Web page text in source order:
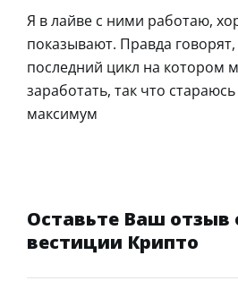
Я в лайве с ними работаю,
показывают. Правда говорят,
последний цикл на котором
заработать, так что
максимум
Оставьте Ваш отзыв
вестиции Крипто